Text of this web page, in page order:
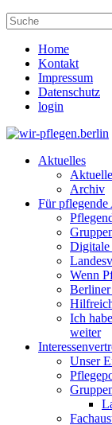
Home
Kontakt
Impressum
Datenschutz
login
Aktuelles
Archiv
Für pflegende
Digitale
Wenn
Berliner
Ich
weiter
Unser